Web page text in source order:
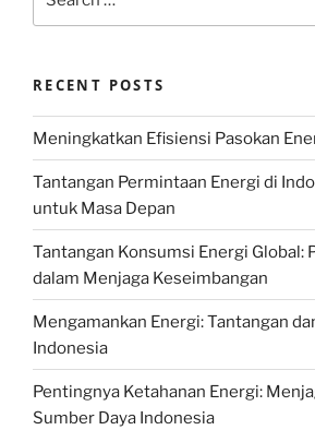
RECENT POSTS
Meningkatkan Efisiensi Pasokan
Tantangan Permintaan Energi di
untuk Masa Depan
Tantangan Konsumsi Energi Global:
dalam Menjaga Keseimbangan
Mengamankan Energi: Tantangan
Indonesia
Pentingnya Ketahanan Energi:
Sumber Daya Indonesia